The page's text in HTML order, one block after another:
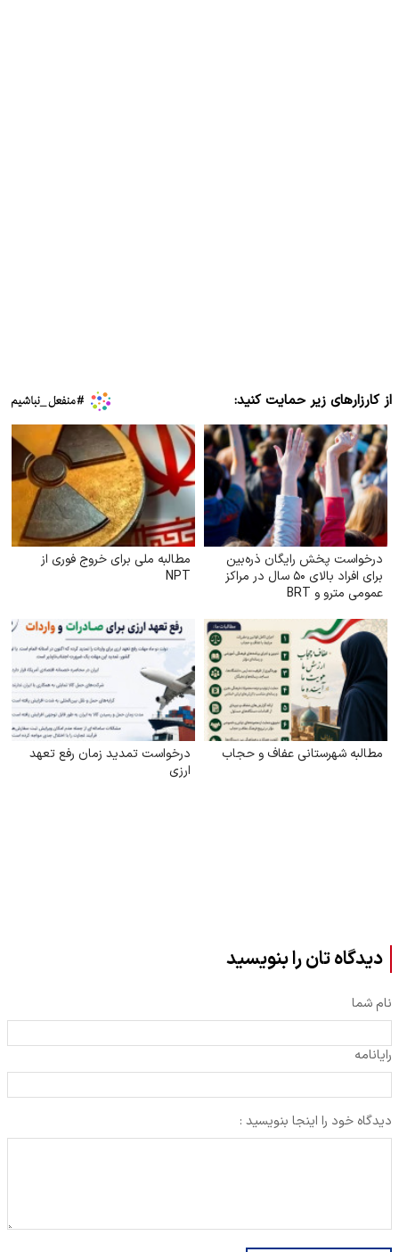
از کارزارهای زیر حمایت کنید:
درخواست پخش رایگان ذره‌بین
برای افراد بالای ۵۰ سال در مراکز
عمومی مترو و BRT
مطالبه ملی برای خروج فوری از
NPT
مطالبه شهرستانی عفاف و حجاب
درخواست تمدید زمان رفع تعهد
ارزی
دیدگاه تان را بنویسید
نام شما
رایانامه
دیدگاه خود را اینجا بنویسید :